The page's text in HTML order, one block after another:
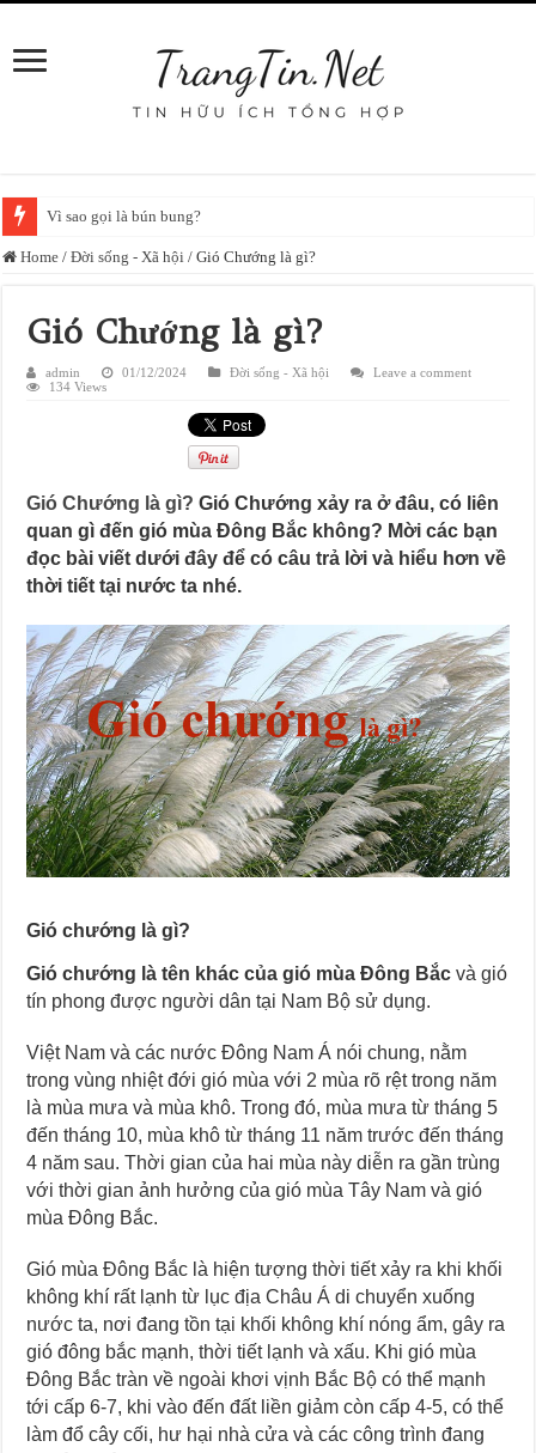
Vì sao gọi là bún bung?
Home / Đời sống - Xã hội / Gió Chướng là gì?
Gió Chướng là gì?
admin 01/12/2024 Đời sống - Xã hội
Leave a comment
134 Views
Gió Chướng là gì? Gió Chướng xảy ra ở đâu, có liên
quan gì đến gió mùa Đông Bắc không? Mời các bạn
đọc bài viết dưới đây để có câu trả lời và hiểu hơn về
thời tiết tại nước ta nhé.
Gió chướng là gì?
Gió chướng là tên khác của gió mùa Đông Bắc và gió
tín phong được người dân tại Nam Bộ sử dụng.
Việt Nam và các nước Đông Nam Á nói chung, nằm
trong vùng nhiệt đới gió mùa với 2 mùa rõ rệt trong năm
là mùa mưa và mùa khô. Trong đó, mùa mưa từ tháng 5
đến tháng 10, mùa khô từ tháng 11 năm trước đến tháng
4 năm sau. Thời gian của hai mùa này diễn ra gần trùng
với thời gian ảnh hưởng của gió mùa Tây Nam và gió
mùa Đông Bắc.
Gió mùa Đông Bắc là hiện tượng thời tiết xảy ra khi khối
không khí rất lạnh từ lục địa Châu Á di chuyển xuống
nước ta, nơi đang tồn tại khối không khí nóng ẩm, gây ra
gió đông bắc mạnh, thời tiết lạnh và xấu. Khi gió mùa
Đông Bắc tràn về ngoài khơi vịnh Bắc Bộ có thể mạnh
tới cấp 6-7, khi vào đến đất liền giảm còn cấp 4-5, có thể
làm đổ cây cối, hư hại nhà cửa và các công trình đang